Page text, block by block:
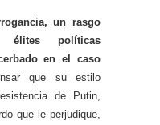
un rasgo
políticas
en el caso
que su estilo
de Putin,
que le perjudique,